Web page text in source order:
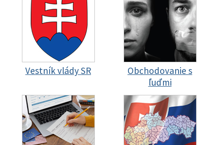
Vestník vlády SR
Obchodovanie s
ľuďmi